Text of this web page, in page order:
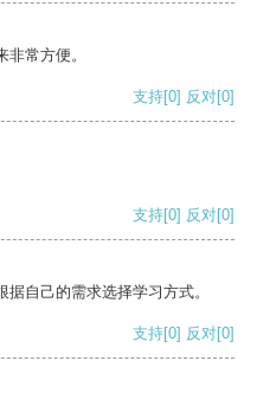
常方便。
支持[0] 反对[0]
支持[0] 反对[0]
自己的需求选择学习方式。
支持[0] 反对[0]